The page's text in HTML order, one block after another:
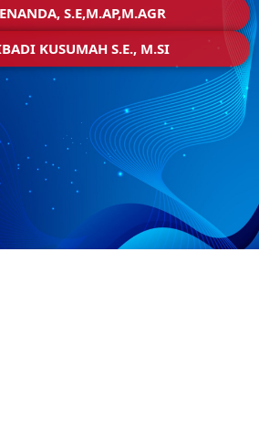
S.E,M.AP,M.AGR
KUSUMAH S.E., M.SI